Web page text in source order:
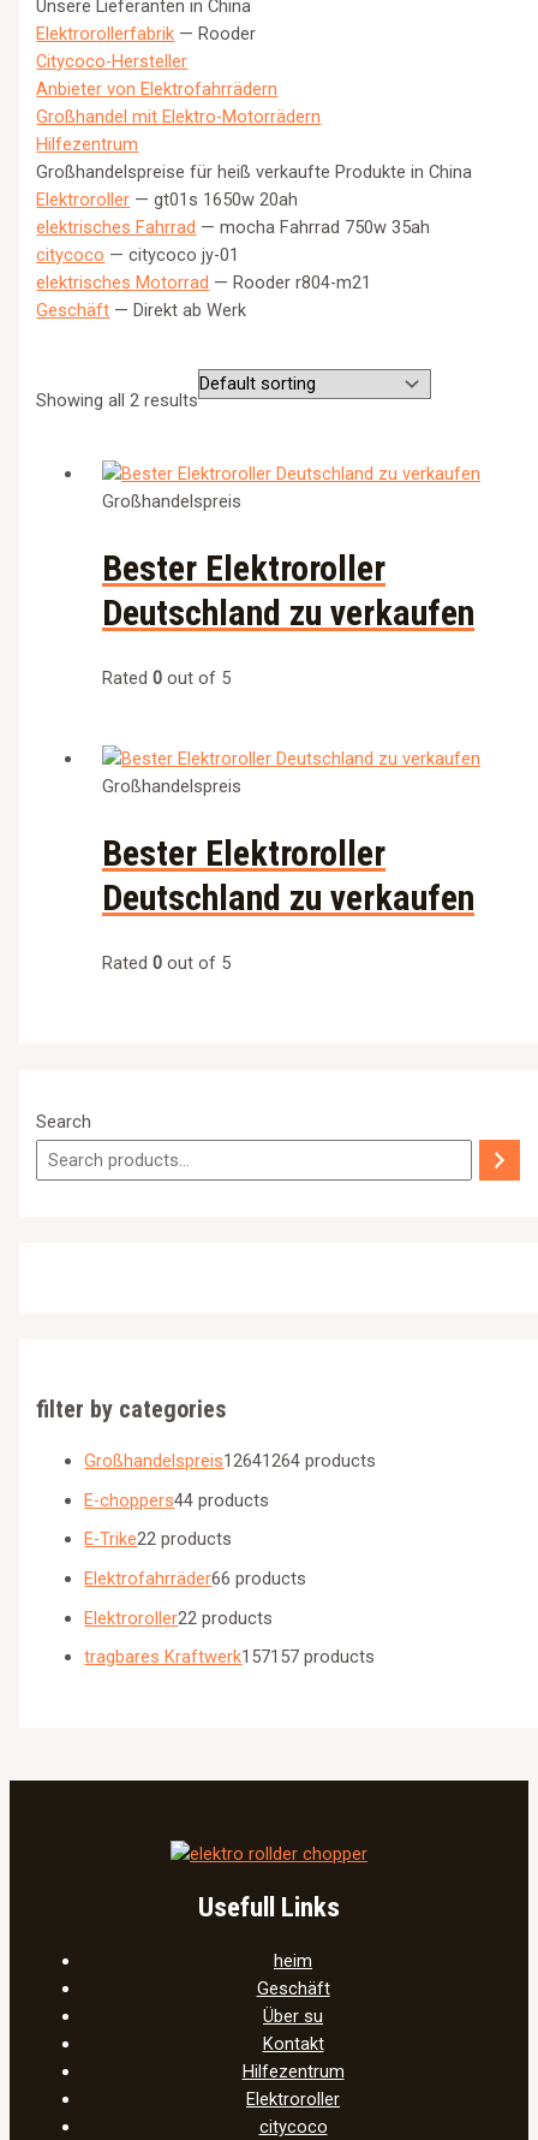
Search
filter by categories
Großhandelspreis12641264 products
E-choppers44 products
E-Trike22 products
Elektrofahrräder66 products
Elektroroller22 products
tragbares Kraftwerk157157 products
Unsere Lieferanten in China
Elektrorollerfabrik — Rooder
Citycoco-Hersteller
Anbieter von Elektrofahrrädern
Großhandel mit Elektro-Motorrädern
Hilfezentrum
Großhandelspreise für heiß verkaufte Produkte in China
Elektroroller — gt01s 1650w 20ah
elektrisches Fahrrad — mocha Fahrrad 750w 35ah
citycoco — citycoco jy-01
elektrisches Motorrad — Rooder r804-m21
Geschäft — Direkt ab Werk
Showing all 2 results
Großhandelspreis
Bester Elektroroller
Deutschland zu verkaufen
Rated0 out of 5
Großhandelspreis
Bester Elektroroller
Deutschland zu verkaufen
Rated0 out of 5
Usefull Links
heim
Geschäft
Über su
Kontakt
Hilfezentrum
Elektroroller
citycoco